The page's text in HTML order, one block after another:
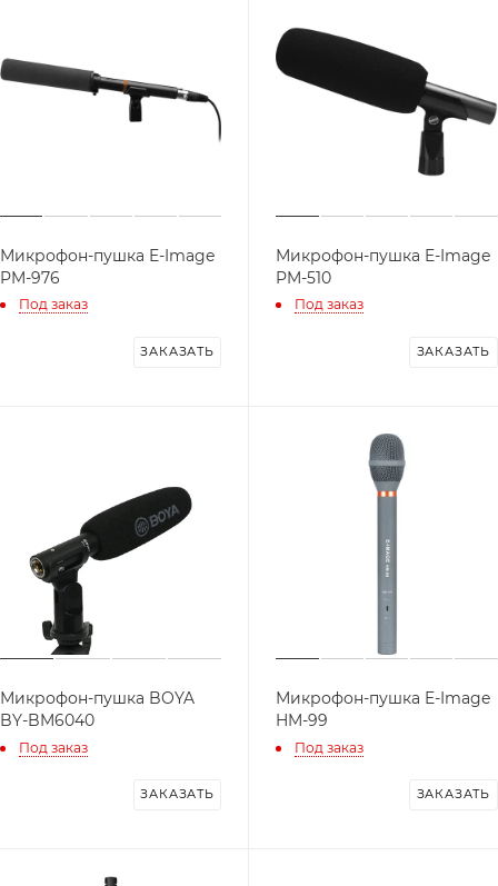
Микрофон-пушка E-Image
PM-976
Под заказ
ЗАКАЗАТЬ
Микрофон-пушка E-Image
PM-510
Под заказ
ЗАКАЗАТЬ
Микрофон-пушка BOYA
BY-BM6040
Под заказ
ЗАКАЗАТЬ
Микрофон-пушка E-Image
HM-99
Под заказ
ЗАКАЗАТЬ